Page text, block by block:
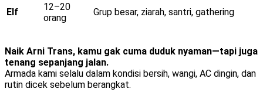
Elf
12–20
orang
Grup besar, ziarah, santri, gathering
Naik Arni Trans, kamu gak cuma duduk nyaman—tapi juga
tenang sepanjang jalan.
Armada kami selalu dalam kondisi bersih, wangi, AC dingin, dan
rutin dicek sebelum berangkat.